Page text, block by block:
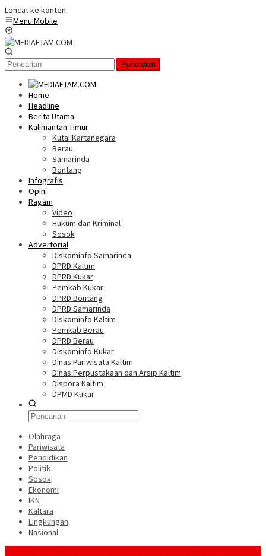
Loncat ke konten
Menu Mobile
Pencarian
Home
Headline
Berita Utama
Kalimantan Timur
Kutai Kartanegara
Berau
Samarinda
Bontang
Infografis
Opini
Ragam
Video
Hukum dan Kriminal
Sosok
Advertorial
Diskominfo Samarinda
DPRD Kaltim
DPRD Kukar
Pemkab Kukar
DPRD Bontang
DPRD Samarinda
Diskominfo Kaltim
Pemkab Berau
DPRD Berau
Diskominfo Kukar
Dinas Pariwisata Kaltim
Dinas Perpustakaan dan Arsip Kaltim
Dispora Kaltim
DPMD Kukar
Olahraga
Pariwisata
Pendidikan
Politik
Sosok
Ekonomi
IKN
Kaltara
Lingkungan
Nasional